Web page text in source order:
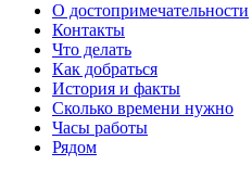
О достопримечательности
Контакты
Что делать
Как добраться
История и факты
Сколько времени нужно
Часы работы
Рядом